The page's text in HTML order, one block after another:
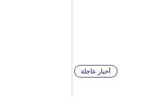
أخبار عاجلة